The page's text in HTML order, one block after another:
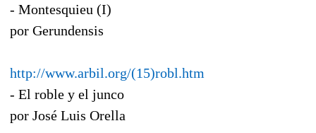
- Montesquieu (I)
por Gerundensis
http://www.arbil.org/(15)robl.htm
- El roble y el junco
por José Luis Orella